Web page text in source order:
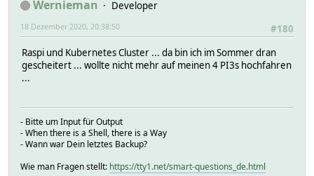
Wernieman
Developer
#180
18 Dezember 2020, 20:38:50
Raspi und Kubernetes Cluster ... da bin ich im Sommer dran
gescheitert ... wollte nicht mehr auf meinen 4 PI3s hochfahren
...
- Bitte um Input für Output
- When there is a Shell, there is a Way
- Wann war Dein letztes Backup?
Wie man Fragen stellt: https://tty1.net/smart-questions_de.html